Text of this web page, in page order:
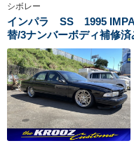
シボレー
インパラ SS 1995
替/3ナンバーボディ補修
ル/LOWROD